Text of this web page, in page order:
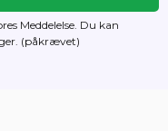
Meddelelse. Du kan
(påkrævet)